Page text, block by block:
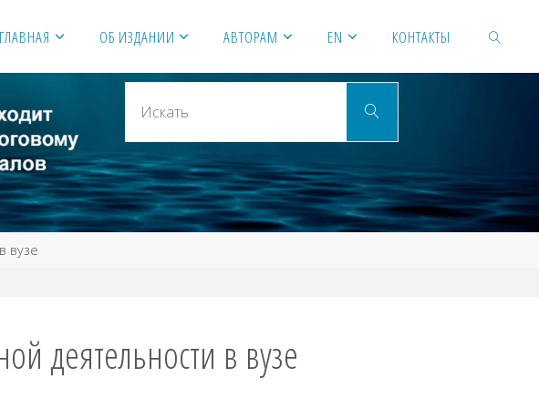
ГЛАВНАЯ ОБ ИЗДАНИИ АВТОРАМ EN КОНТАКТЫ
Искать
вузе
деятельности в вузе